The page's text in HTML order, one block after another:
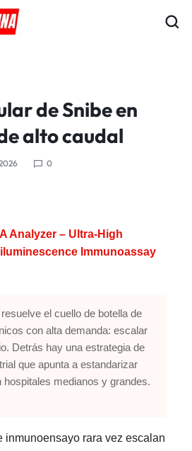
de Snibe en
alto caudal
0
Analyzer – Ultra-High
Immunoassay
el cuello de botella de
con alta demanda: escalar
Detrás hay una estrategia de
que apunta a estandarizar
hospitales medianos y grandes.
inmunoensayo rara vez escalan